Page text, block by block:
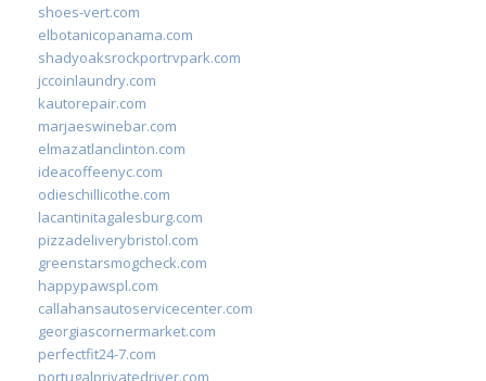
shoes-vert.com
elbotanicopanama.com
shadyoaksrockportrvpark.com
jccoinlaundry.com
kautorepair.com
marjaeswinebar.com
elmazatlanclinton.com
ideacoffeenyc.com
odieschillicothe.com
lacantinitagalesburg.com
pizzadeliverybristol.com
greenstarsmogcheck.com
happypawspl.com
callahansautoservicecenter.com
georgiascornermarket.com
perfectfit24-7.com
portugalprivatedriver.com